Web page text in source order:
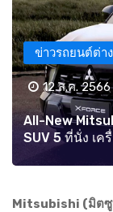
ข่าวรถยนต์ต่า
12 ส.ค. 2566
All-New
SUV 5 ที่นั่ง เค
Mitsubishi (มิต